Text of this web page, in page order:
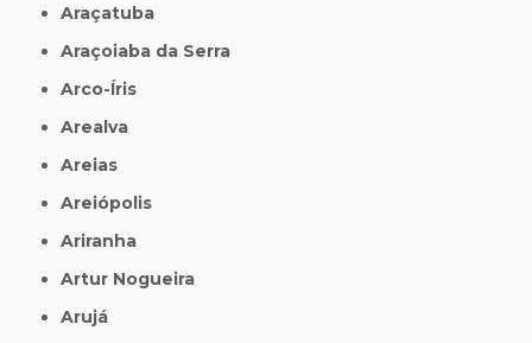
Araçatuba
Araçoiaba da Serra
Arco-Íris
Arealva
Areias
Areiópolis
Ariranha
Artur Nogueira
Arujá